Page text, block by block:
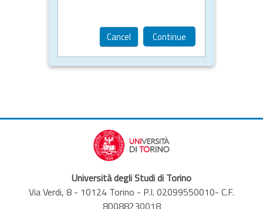
Cancel Continue
Università degli Studi di Torino
Via Verdi, 8 - 10124 Torino - P.I. 02099550010- C.F.
80088230018